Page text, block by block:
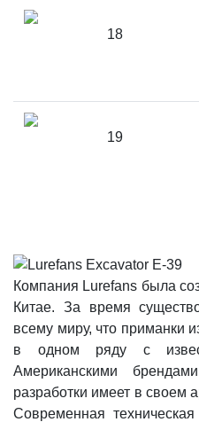
18
19
Компания Lurefans была
Китае. За время
всему миру, что приманки
в одном ряду с
Американскими
разработки имеет в своем
Современная